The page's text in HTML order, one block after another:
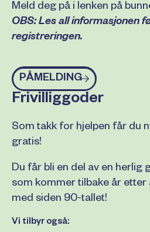
Meld deg på i lenken på
OBS: Les all informasjonen
registreringen.
Påmelding
PÅMELDING
Frivilliggoder
Som takk for hjelpen får du
gratis!
Du får bli en del av en herlig
som kommer tilbake år
med siden 90-tallet!
Vi tilbyr også: